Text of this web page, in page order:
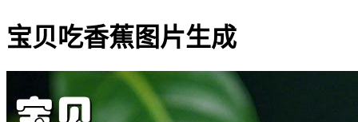
宝贝吃香蕉图片生成